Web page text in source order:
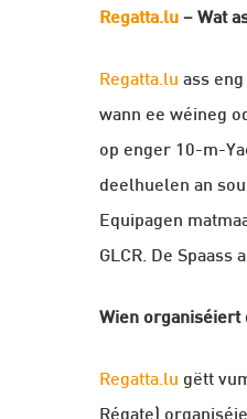
Regatta.lu – Wat
Regatta.lu ass
wann ee wéineg
op enger 10-m-
deelhuelen an
Equipagen
GLCR. De
Wien organiséiert
Regatta.lu gëtt